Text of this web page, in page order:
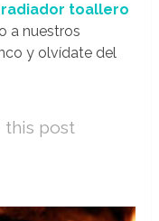
radiador toallero
a nuestros
y olvídate del
this post